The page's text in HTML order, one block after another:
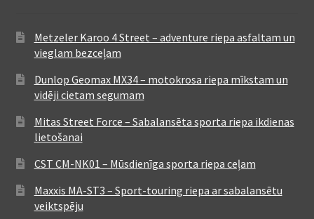
Metzeler Karoo 4 Street – adventure riepa asfaltam un
vieglam bezceļam
Dunlop Geomax MX34 – motokrosa riepa mīkstam un
vidēji cietam segumam
Mitas Street Force – Sabalansēta sporta riepa ikdienas
lietošanai
CST CM-NK01 – Mūsdienīga sporta riepa ceļam
Maxxis MA-ST3 – Sport-touring riepa ar sabalansētu
veiktspēju